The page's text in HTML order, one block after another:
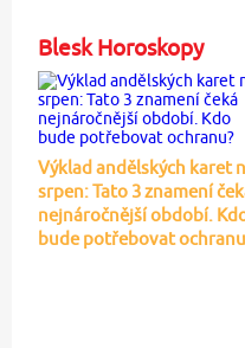
Blesk Horoskopy
Výklad andělských karet
srpen: Tato 3 znamení
nejnáročnější období.
bude potřebovat